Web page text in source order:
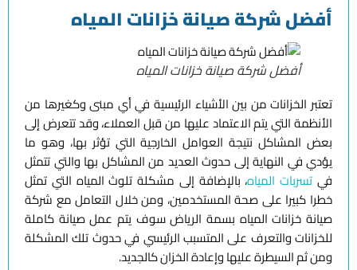
أفضل شركة صيانة خزانات المياه
أفضل شركة صيانة خزانات المياه
تعتبر الخزانات من بين الأشياء الرئيسية في أي مبنى وكغيرها من
الأنظمة التي يتم الاعتماد عليها من قبل العملاء، وقد تتعرض إلى
بعض المشاكل نتيجة العوامل الخارجية التي تؤثر بها، وهو ما
يؤدي في النهاية إلى حدوث العديد من المشاكل بها والتي تتمثل
فيتسربات المياه، بالإضافة إلى مشكلة تلوث المياه التي تمثل
خطرا كبيرا على صحة المستخدمين، ومن خلال التعامل مع شركة
صيانة خزانات المياه بسمة الرياض سوف يتم عمل صيانة كاملة
للخزانات والتعرف على المتسبب الرئيسي في حدوث تلك المشكلة
ومن ثم السيطرة عليها وإعادة الخزان كالجديد.